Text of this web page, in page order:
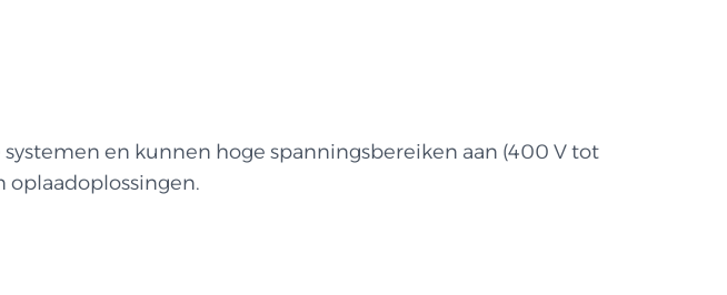
en kunnen hoge spanningsbereiken aan (400 V tot
oplaadoplossingen.